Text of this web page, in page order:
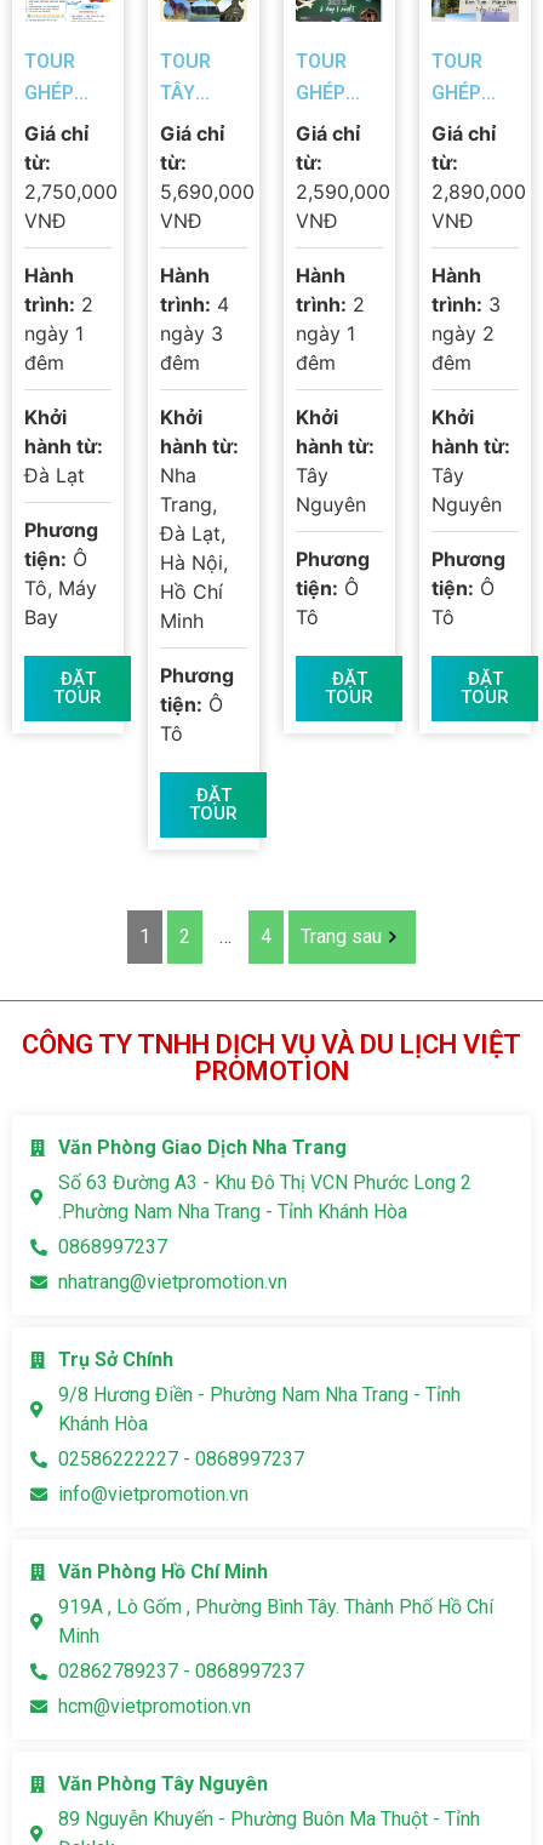
TOUR
GHÉP
LIÊN
TUYẾN
2025 :
KHÁM
PHÁ ĐÀ
LẠT
2N1Đ
Giá chỉ
từ:
2,750,000
VNĐ
Hành
trình: 2
ngày 1
đêm
Khởi
hành từ:
Đà Lạt
Phương
tiện: Ô
Tô, Máy
Bay
ĐẶT
TOUR
TOUR
TÂY
NGUYÊN
2025:
BUÔN MA
THUỘT –
GIA LAI –
KONTUM
– MĂNG
ĐEN
Giá chỉ
từ:
5,690,000
VNĐ
Hành
trình: 4
ngày 3
đêm
Khởi
hành từ:
Nha
Trang,
Đà Lạt,
Hà Nội,
Hồ Chí
Minh
Phương
tiện: Ô
Tô
ĐẶT
TOUR
TOUR
GHÉP
TÂY
NGUYÊN :
KHÁM
PHÁ THỦ
PHỦ CÀ
PHÊ
BUÔN MA
THUỘT
2N1D
Giá chỉ
từ:
2,590,000
VNĐ
Hành
trình: 2
ngày 1
đêm
Khởi
hành từ:
Tây
Nguyên
Phương
tiện: Ô
Tô
ĐẶT
TOUR
TOUR
GHÉP
TÂY
NGUYÊN :
BUÔN MA
THUỘT-
GIA LAI-
KON TUM
Giá chỉ
từ:
2,890,000
VNĐ
Hành
trình: 3
ngày 2
đêm
Khởi
hành từ:
Tây
Nguyên
Phương
tiện: Ô
Tô
ĐẶT
TOUR
1 2 … 4 Trang sau
CÔNG TY TNHH DỊCH VỤ VÀ DU LỊCH VIỆT
PROMOTION
Văn Phòng Giao Dịch Nha Trang
Số 63 Đường A3 - Khu Đô Thị VCN Phước Long 2
.Phường Nam Nha Trang - Tỉnh Khánh Hòa
0868997237
nhatrang@vietpromotion.vn
Trụ Sở Chính
9/8 Hương Điền - Phường Nam Nha Trang - Tỉnh
Khánh Hòa
02586222227 - 0868997237
info@vietpromotion.vn
Văn Phòng Hồ Chí Minh
919A , Lò Gốm , Phường Bình Tây. Thành Phố Hồ Chí
Minh
02862789237 - 0868997237
hcm@vietpromotion.vn
Văn Phòng Tây Nguyên
89 Nguyễn Khuyến - Phường Buôn Ma Thuột - Tỉnh